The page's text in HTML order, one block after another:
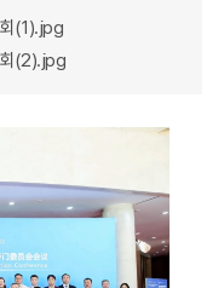
(1).jpg
회(2).jpg